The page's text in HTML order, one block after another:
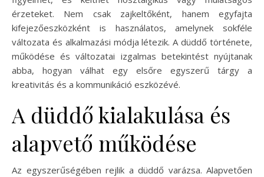
érzeteket. Nem csak zajkeltőként, hanem egyfajta
kifejezőeszközként is használatos, amelynek sokféle
változata és alkalmazási módja létezik. A düddő története,
működése és változatai izgalmas betekintést nyújtanak
abba, hogyan válhat egy elsőre egyszerű tárgy a
kreativitás és a kommunikáció eszközévé.
A düddő kialakulása és
alapvető működése
Az egyszerűségében rejlik a düddő varázsa. Alapvetően